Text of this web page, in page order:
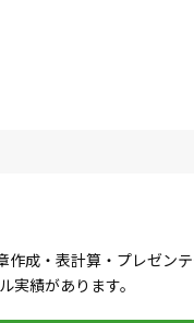
成・表計算・プレゼン
績があります。